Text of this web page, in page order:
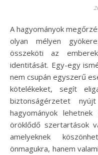
A hagyományok megőrzése és új hagyományok teremtése
olyan mélyen
összeköti az
identitását. Egy-egy
nem csupán egyszerű
kötelékeket, segít
biztonságérzetet
hagyományok
öröklődő szertartások
amelyeknek
önmagukra, hanem